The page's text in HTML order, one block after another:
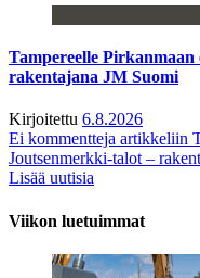
Tampereelle
rakentajana JM Suomi
Kirjoitettu 6.8.2026
Ei kommentteja artikkeliin
Joutsenmerkki-talot –
Lisää uutisia
Viikon luetuimmat